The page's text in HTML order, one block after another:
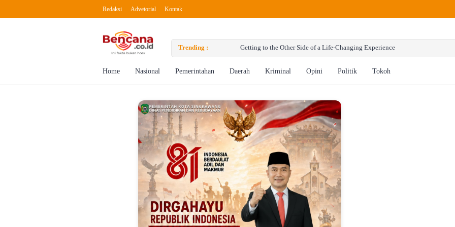
Redaksi Advetorial Kontak
Trending : Getting to the Other Side of a Life-Changing Experience
Home Nasional Pemerintahan Daerah Kriminal Opini Politik Tokoh